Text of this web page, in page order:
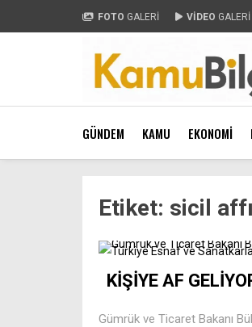
FOTO GALERİ VİDEO GALERİ
GÜNDEM KAMU EKONOMİ
Etiket: sicil
KİŞİYE AF
Gümrük ve Ticaret Bakanı